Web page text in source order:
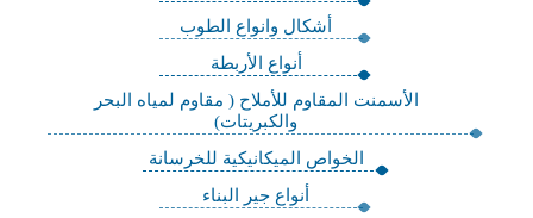
أشكال وانواع الطوب
أنواع الأربطة
الأسمنت المقاوم للأملاح ( مقاوم لمياه البحر
والكبريتات)
الخواص الميكانيكية للخرسانة
أنواع جير البناء